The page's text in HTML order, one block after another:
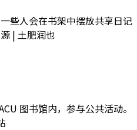
些人会在书架中摆放共享日记
| 土肥润也
图书馆内，参与公共活动。